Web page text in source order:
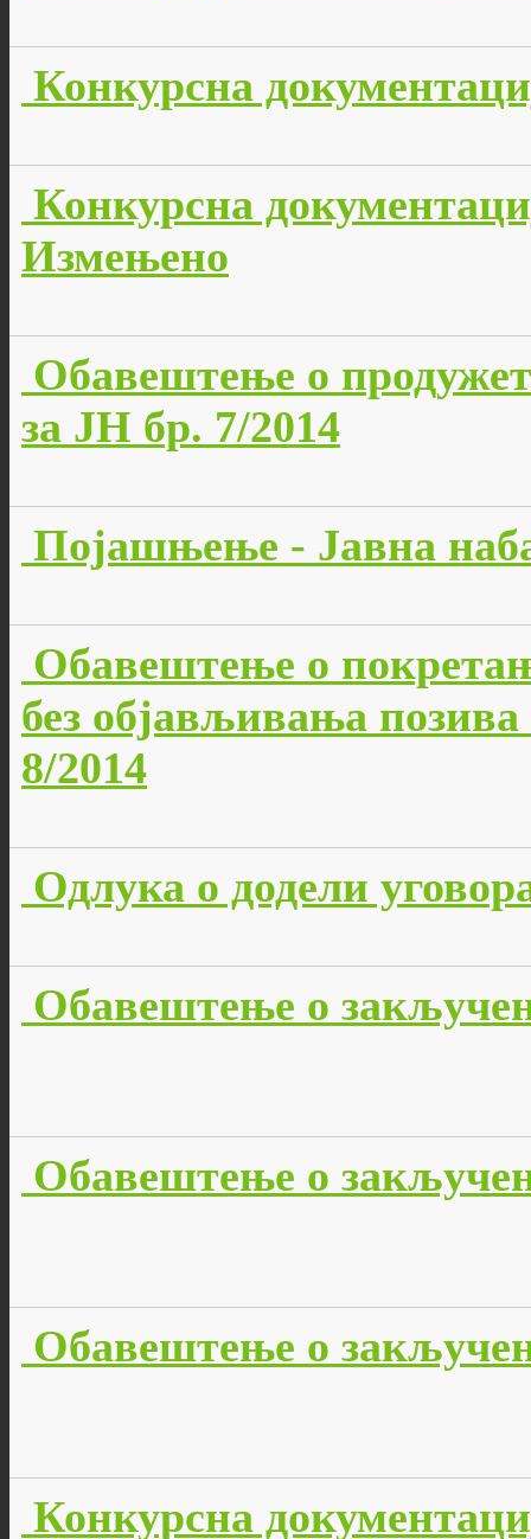
Конкурсна
Конкурсна
Измењено
Обавештење о
за ЈН бр. 7/2014
Појашњење - Јавна
Обавештење о
без објављивања
8/2014
Одлука о додели
Обавештење о
Обавештење о
Обавештење о
Конкурсна